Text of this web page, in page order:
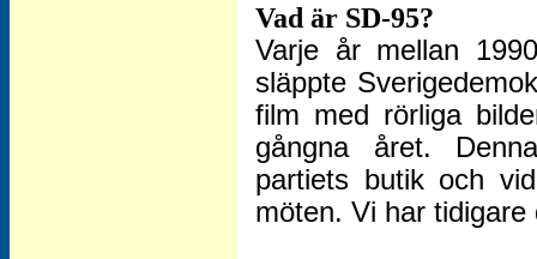
Vad är SD-95?
Varje år mellan
släppte
film med rörliga
gångna året.
partiets butik och
möten. Vi har